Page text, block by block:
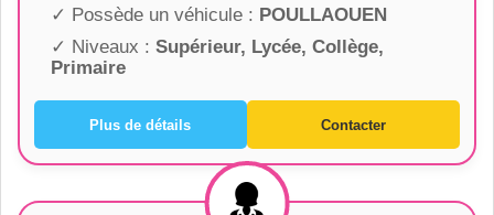
✓ Possède un véhicule : POULLAOUEN
✓ Niveaux : Supérieur, Lycée, Collège,
Primaire
Plus de détails Contacter